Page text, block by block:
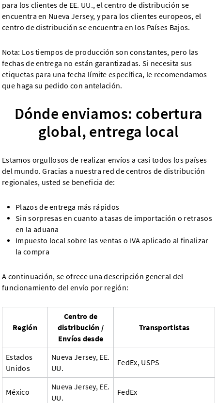
para los clientes de EE. UU., el centro de distribución se
encuentra en Nueva Jersey, y para los clientes europeos, el
centro de distribución se encuentra en los Países Bajos.
Nota: Los tiempos de producción son constantes, pero las
fechas de entrega no están garantizadas. Si necesita sus
etiquetas para una fecha límite específica, le recomendamos
que haga su pedido con antelación.
Dónde enviamos: cobertura
global, entrega local
Estamos orgullosos de realizar envíos a casi todos los países
del mundo. Gracias a nuestra red de centros de distribución
regionales, usted se beneficia de:
Plazos de entrega más rápidos
Sin sorpresas en cuanto a tasas de importación o retrasos
en la aduana
Impuesto local sobre las ventas o IVA aplicado al finalizar
la compra
A continuación, se ofrece una descripción general del
funcionamiento del envío por región:
Región
Centro de
distribución /
Envíos desde
Transportistas
Estados
Unidos
Nueva Jersey, EE.
UU.
FedEx, USPS
México
Nueva Jersey, EE.
UU.
FedEx